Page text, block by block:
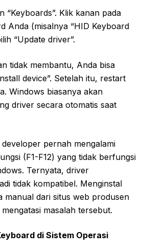
“Keyboards”. Klik kanan pada
Anda (misalnya “HID Keyboard
“Update driver”.
tidak membantu, Anda bisa
device”. Setelah itu, restart
Windows biasanya akan
driver secara otomatis saat
pernah mengalami
(F1-F12) yang tidak berfungsi
Ternyata, driver
tidak kompatibel. Menginstal
manual dari situs web produsen
masalah tersebut.
di Sistem Operasi